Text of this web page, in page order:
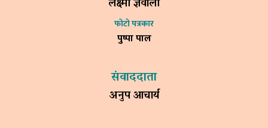
फोटो पत्रकार
पुष्पा पाल
संवाददाता
अनुप आचार्य